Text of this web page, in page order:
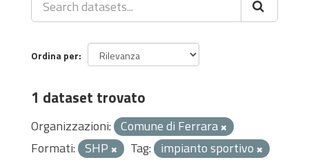
Ordina per
1 dataset trovato
Organizzazioni: Comune di Ferrara
Formati: SHP Tag: impianto sportivo